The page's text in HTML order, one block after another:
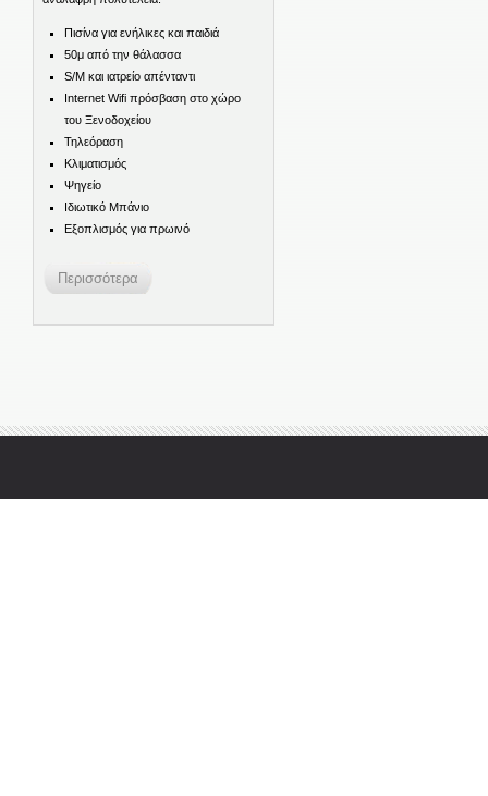
Πισίνα για ενήλικες και παιδιά
50μ από την θάλασσα
S/M και ιατρείο απένταντι
Internet Wifi πρόσβαση στο χώρο
του Ξενοδοχείου
Τηλεόραση
Κλιματισμός
Ψηγείο
Ιδιωτικό Μπάνιο
Εξοπλισμός για πρωινό